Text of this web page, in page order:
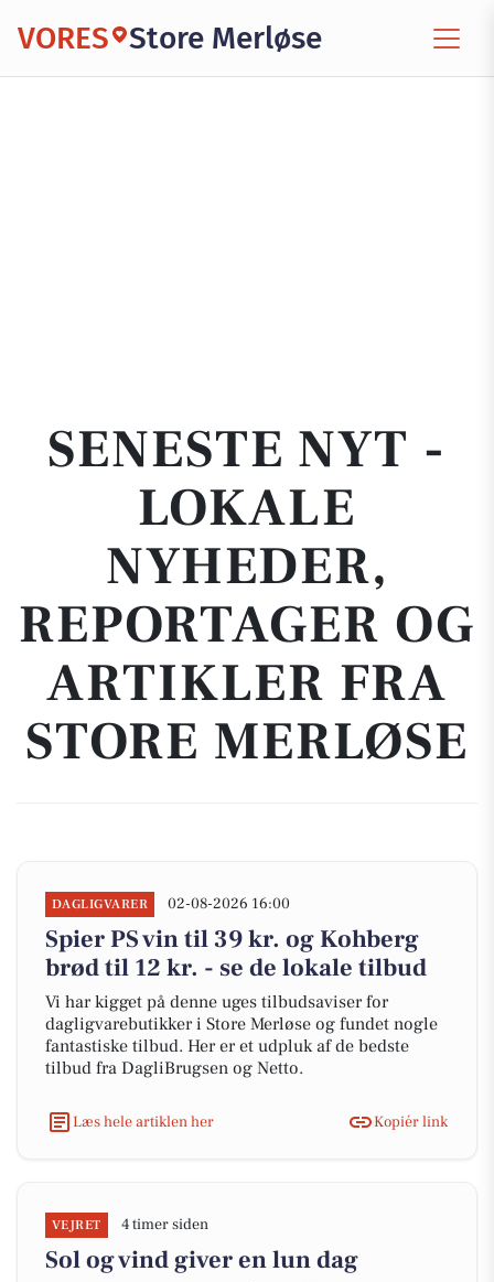
VORES Store Merløse
SENESTE NYT -
LOKALE
NYHEDER,
REPORTAGER OG
ARTIKLER FRA
STORE MERLØSE
DAGLIGVARER 02-08-2026 16:00
Spier PS vin til 39 kr. og Kohberg
brød til 12 kr. - se de lokale tilbud
Vi har kigget på denne uges tilbudsaviser for
dagligvarebutikker i Store Merløse og fundet nogle
fantastiske tilbud. Her er et udpluk af de bedste
tilbud fra DagliBrugsen og Netto.
Læs hele artiklen her Kopiér link
VEJRET 4 timer siden
Sol og vind giver en lun dag